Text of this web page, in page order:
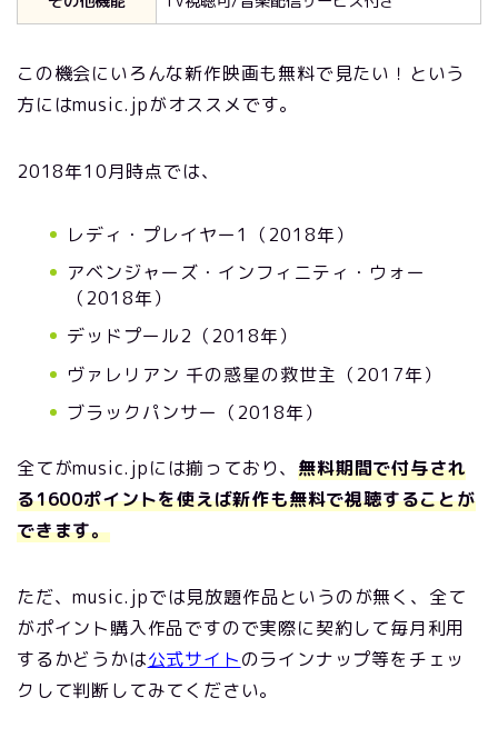
この機会にいろんな新作映画も無料で見たい！という
方にはmusic.jpがオススメです。
2018年10月時点では、
レディ・プレイヤー1（2018年）
アベンジャーズ・インフィニティ・ウォー
（2018年）
デッドプール2（2018年）
ヴァレリアン 千の惑星の救世主（2017年）
ブラックパンサー（2018年）
全てがmusic.jpには揃っており、無料期間で付与され
る1600ポイントを使えば新作も無料で視聴することが
できます。
ただ、music.jpでは見放題作品というのが無く、全て
がポイント購入作品ですので実際に契約して毎月利用
するかどうかは公式サイトのラインナップ等をチェッ
クして判断してみてください。